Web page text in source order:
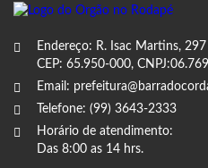
Endereço: R. Isac Martins,
CEP: 65.950-000,
Email:
Telefone: (99) 3643-2333
Horário de atendimento:
Das 8:00 as 14 hrs.